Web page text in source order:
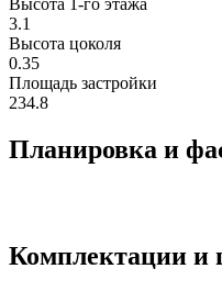
Высота 1-го этажа
3.1
Высота цоколя
0.35
Площадь застройки
234.8
Планировка и
Комплектации и